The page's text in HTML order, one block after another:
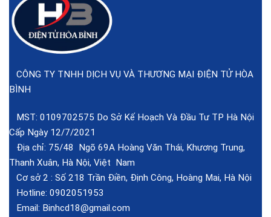
CÔNG TY TNHH DỊCH VỤ VÀ THƯƠNG MẠI ĐIỆN TỬ HÒA
BÌNH
MST: 0109702575 Do Sở Kế Hoạch Và Đầu Tư TP Hà Nội
Cấp Ngày 12/7/2021
Địa chỉ: 75/48 Ngõ 69A Hoàng Văn Thái, Khương Trung,
Thanh Xuân, Hà Nội, Việt Nam
Cơ sở 2 : Số 218 Trần Điền, Định Công, Hoàng Mai, Hà Nội
Hotline: 0902051953
Email: Binhcd18@gmail.com